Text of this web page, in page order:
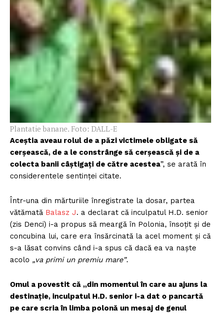
Plantatie banane. Foto: DALL-E
Aceștia aveau rolul de a păzi victimele obligate să
cerșească, de a le constrânge să cerșească și de a
colecta banii câștigați de către acestea”, se arată în
considerentele sentinței citate.
Într-una din mărturiile înregistrate la dosar, partea
vătămată Balasz J. a declarat că inculpatul H.D. senior
(zis Denci) i-a propus să meargă în Polonia, însoțit și de
concubina lui, care era însărcinată la acel moment și că
s-a lăsat convins când i-a spus că dacă ea va naște
acolo „va primi un premiu mare”.
Omul a povestit că „din momentul în care au ajuns la
destinație, inculpatul H.D. senior i-a dat o pancartă
pe care scria în limba polonă un mesaj de genul